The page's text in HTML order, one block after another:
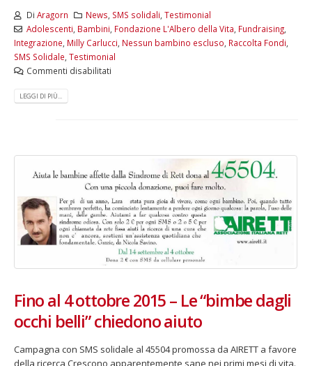
Di Aragorn News SMS solidali ,Testimonial
Adolescenti Bambini Fondazione L'Albero della Vita Fundraising,
Integrazione Milly Carlucci Nessun bambino escluso Raccolta Fondi
SMS Solidale Testimonial
Commenti disabilitati
LEGGI DI PIÙ...
Fino al 4 ottobre 2015 – Le “bimbe dagli
occhi belli” chiedono aiuto
Campagna con SMS solidale al 45504 promossa da AIRETT a favore
della ricerca Crescono apparentemente sane nei primi mesi di vita.